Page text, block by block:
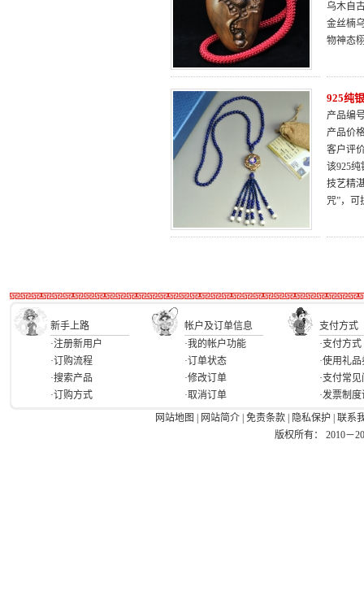
乌木自
金丝楠
物神态
925纯
产品编
产品价
客户评
该925
技艺精
咒”，可
新手上路 帐户及订单信息
支付方式
·注册新用户
·订购流程
·搜索产品
·订购方式
·我的帐户功能
·订单状态
·修改订单
·取消订单
·支付方式
·使用礼品
·支付常
·发票制
网站地图
网站简介 免责条款 隐私保护
联系
版权所有： 2010－